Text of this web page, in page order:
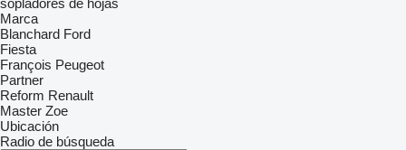
sopladores de hojas
Marca
Blanchard Ford
Fiesta
François Peugeot
Partner
Reform Renault
Master Zoe
Ubicación
Radio de búsqueda